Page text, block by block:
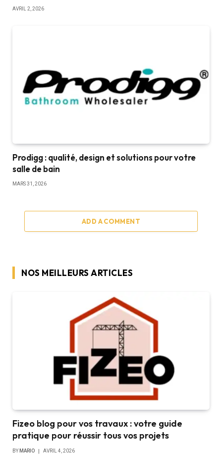
AVRIL 2, 2026
Prodigg : qualité, design et solutions pour votre
salle de bain
MARS 31, 2026
ADD A COMMENT
NOS MEILLEURS ARTICLES
Fizeo blog pour vos travaux : votre guide
pratique pour réussir tous vos projets
BY MARIO AVRIL 4, 2026